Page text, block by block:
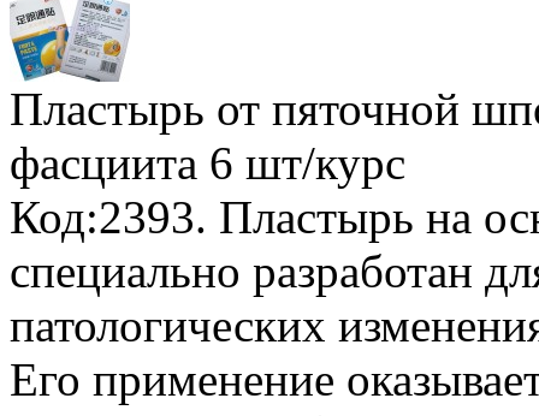
Пластырь от пяточной
фасциита 6 шт/курс
Код:2393. Пластырь на
специально разработан
патологических
Его применение